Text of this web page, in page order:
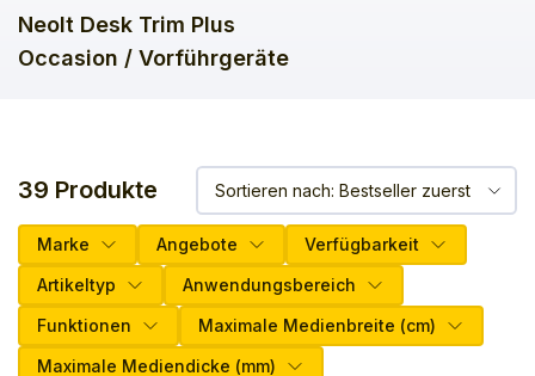
Neolt Desk Trim Plus
Occasion / Vorführgeräte
39 Produkte
Marke Angebote
Verfügbarkeit
Artikeltyp
Anwendungsbereich
Funktionen
Maximale Medienbreite (cm)
Maximale Mediendicke (mm)